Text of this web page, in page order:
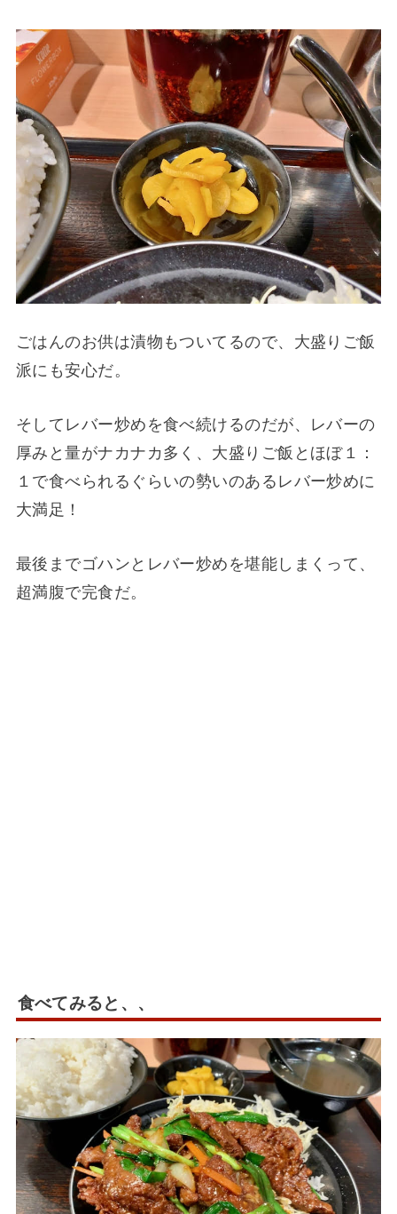
ごはんのお供は漬物もついてるので、大盛りご飯
派にも安心だ。
そしてレバー炒めを食べ続けるのだが、レバーの
厚みと量がナカナカ多く、大盛りご飯とほぼ１：
１で食べられるぐらいの勢いのあるレバー炒めに
大満足！
最後までゴハンとレバー炒めを堪能しまくって、
超満腹で完食だ。
食べてみると、、